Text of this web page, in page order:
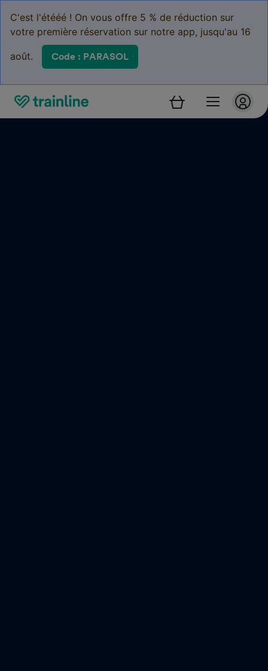
C'est l'étééé ! On vous offre 5 % de réduction sur
votre première réservation sur notre app, jusqu'au 16
août. Code : PARASOL